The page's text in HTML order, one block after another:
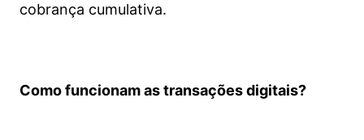
cobrança cumulativa.
Como funcionam as transações digitais?